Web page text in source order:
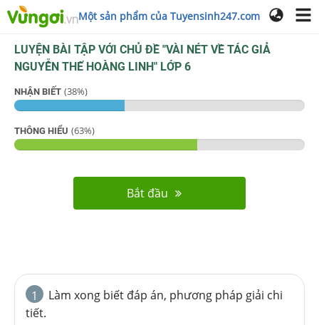
Một sản phẩm của Tuyensinh247.com
LUYỆN BÀI TẬP VỚI CHỦ ĐỀ "VÀI NÉT VỀ TÁC GIẢ
NGUYỄN THẾ HOÀNG LINH" LỚP 6
NHẬN BIẾT (38%)
THÔNG HIỂU (63%)
Bắt đầu
1
Làm xong biết đáp án, phương pháp giải chi
tiết.